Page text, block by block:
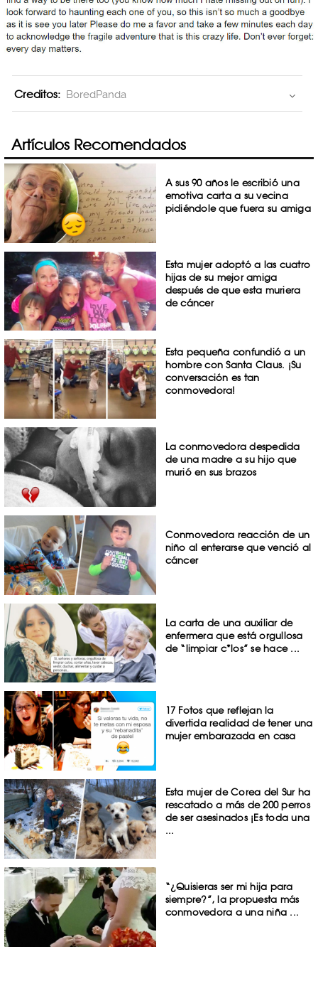
Creditos: BoredPanda
Artículos Recomendados
A sus 90 años le escribió una
emotiva carta a su vecina
pidiéndole que fuera su amiga
Esta mujer adoptó a las cuatro
hijas de su mejor amiga
después de que esta muriera
de cáncer
Esta pequeña confundió a un
hombre con Santa Claus. ¡Su
conversación es tan
conmovedora!
La conmovedora despedida
de una madre a su hijo que
murió en sus brazos
Conmovedora reacción de un
niño al enterarse que venció al
cáncer
La carta de una auxiliar de
enfermera que está orgullosa
de “limpiar c*los” se hace ...
17 Fotos que reflejan la
divertida realidad de tener una
mujer embarazada en casa
Esta mujer de Corea del Sur ha
rescatado a más de 200 perros
de ser asesinados ¡Es toda una
...
“¿Quisieras ser mi hija para
siempre?”, la propuesta más
conmovedora a una niña ...